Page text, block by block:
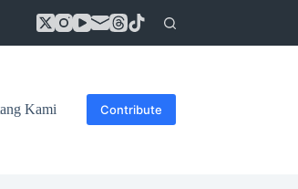
Kami Contribute